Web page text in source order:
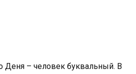
Деня – человек буквальный. В